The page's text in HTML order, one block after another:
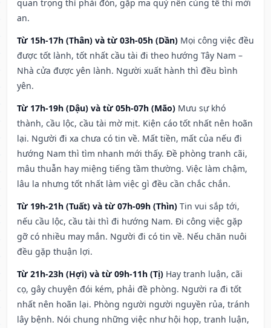
quan trọng thì phải đòn, gặp ma quỷ nên cúng tế thì mới
an.
Từ 15h-17h (Thân) và từ 03h-05h (Dần) Mọi công việc đều
được tốt lành, tốt nhất cầu tài đi theo hướng Tây Nam –
Nhà cửa được yên lành. Người xuất hành thì đều bình
yên.
Từ 17h-19h (Dậu) và từ 05h-07h (Mão) Mưu sự khó
thành, cầu lộc, cầu tài mờ mịt. Kiện cáo tốt nhất nên hoãn
lại. Người đi xa chưa có tin về. Mất tiền, mất của nếu đi
hướng Nam thì tìm nhanh mới thấy. Đề phòng tranh cãi,
mâu thuẫn hay miệng tiếng tầm thường. Việc làm chậm,
lâu la nhưng tốt nhất làm việc gì đều cần chắc chắn.
Từ 19h-21h (Tuất) và từ 07h-09h (Thìn) Tin vui sắp tới,
nếu cầu lộc, cầu tài thì đi hướng Nam. Đi công việc gặp
gỡ có nhiều may mắn. Người đi có tin về. Nếu chăn nuôi
đều gặp thuận lợi.
Từ 21h-23h (Hợi) và từ 09h-11h (Tị) Hay tranh luận, cãi
cọ, gây chuyện đói kém, phải đề phòng. Người ra đi tốt
nhất nên hoãn lại. Phòng người người nguyền rủa, tránh
lây bệnh. Nói chung những việc như hội họp, tranh luận,